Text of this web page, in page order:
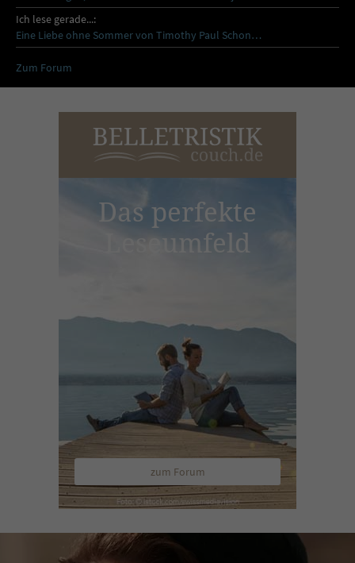
Ich lese gerade...:
Eine Liebe ohne Sommer von Timothy Paul Schon…
Zum Forum
Das perfekte
Leseumfeld
zum Forum